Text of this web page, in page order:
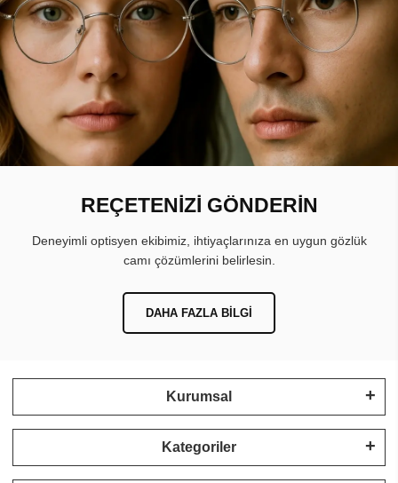
REÇETENİZİ GÖNDERİN
Deneyimli optisyen ekibimiz, ihtiyaçlarınıza en uygun gözlük
camı çözümlerini belirlesin.
DAHA FAZLA BILGI
Kurumsal
Kategoriler